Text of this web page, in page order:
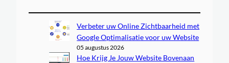
Verbeter uw Online Zichtbaarheid met
Google Optimalisatie voor uw Website
05 augustus 2026
Hoe Krijg Je Jouw Website Bovenaan